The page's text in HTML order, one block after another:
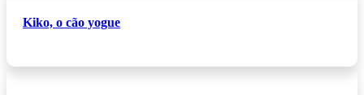
Kiko, o cão yogue